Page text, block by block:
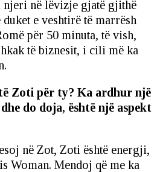
njeri në lëvizje gjatë gjithë
e veshtirë të marrësh
për 50 minuta, të vish,
të biznesit, i cili më ka
Zoti për ty? Ka ardhur një
do doja, është një aspekt
në Zot, Zoti është energji,
Woman. Mendoj që me ka